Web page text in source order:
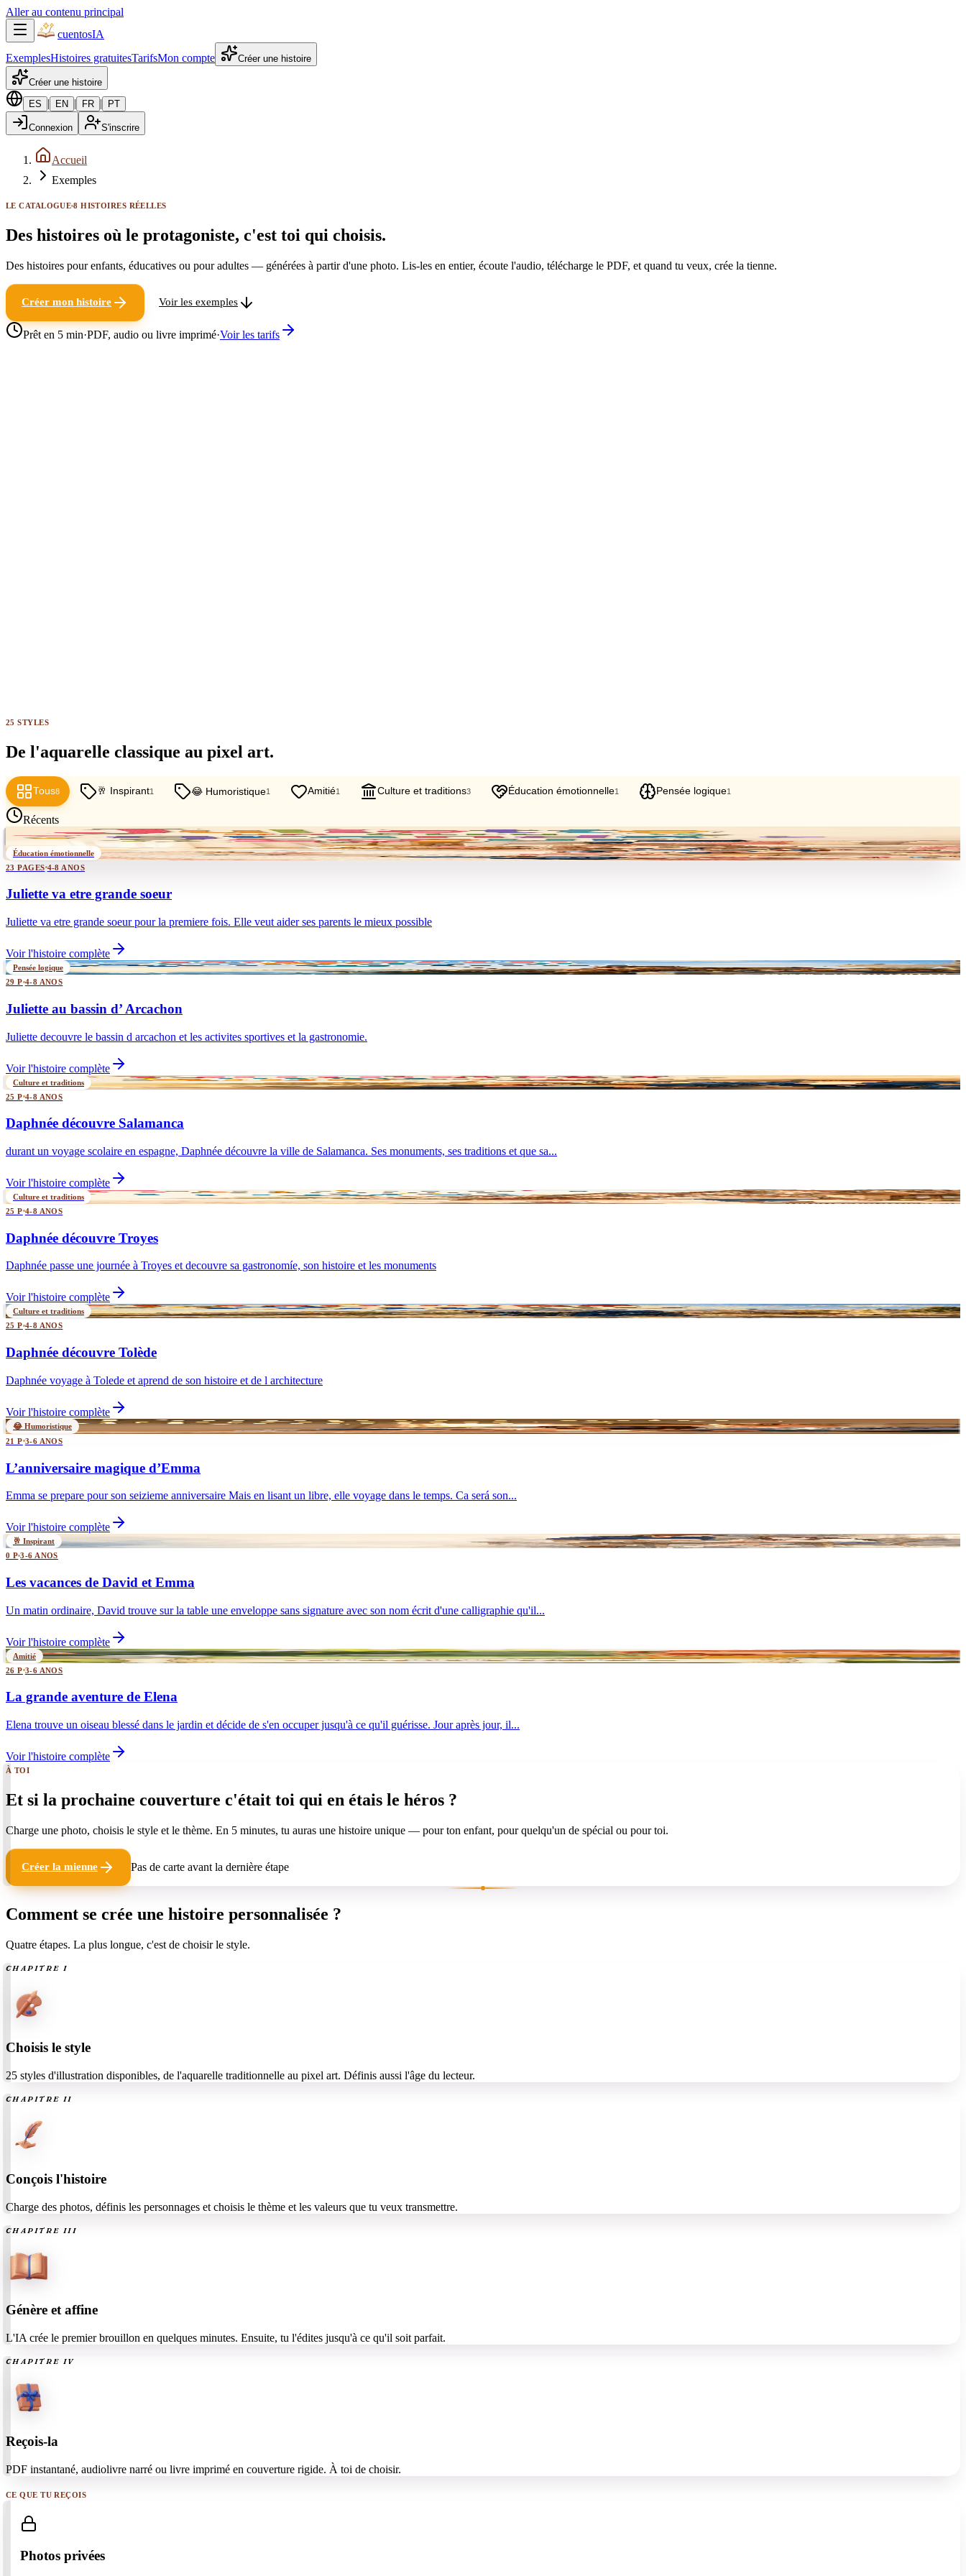
Aller au contenu principal
cuentosIA
ExemplesHistoires gratuitesTarifsMon compte Créer une histoire
Créer une histoire
ES
| EN | FR | PT
Connexion S'inscrire
Accueil
Exemples
LE CATALOGUE 8 HISTOIRES RÉELLES
Des histoires où le protagoniste, c'est toi qui choisis.
Des histoires pour enfants, éducatives ou pour adultes — générées à partir d'une photo. Lis-les en entier, écoute l'audio, télécharge le PDF, et quand tu veux, crée la tienne.
Créer mon histoire Voir les exemples
Prêt en 5 min·PDF, audio ou livre imprimé·Voir les tarifs
25 STYLES
De l'aquarelle classique au pixel art.
Animation 3D
Fantaisie Japonaise
Conte Classique
Rêves de Lune
Bande Dessinee
Illustration Numerique
Découpages de Papier
Peluche et Coton
Crayon de Couleur
Safari d'Encre
Monde de Blocs
Design Plat
Pixel Quest
Art Populaire
Photo Fantastique
Huile Impressionniste
Roman Graphique
Néon Urbain
Théâtre d'Ombres
Encre Orientale
Pâte à modeler
Tous8 🥂 Inspirant1 😂 Humoristique1 Amitié1 Culture et traditions3 Éducation émotionnelle1 Pensée logique1
Récents
À la une
Éducation émotionnelle
23 PAGES 4-8 ANOS
Juliette va etre grande soeur
Juliette va etre grande soeur pour la premiere fois. Elle veut aider ses parents le mieux possible
Voir l'histoire complète
Pensée logique
29 P 4-8 ANOS
Juliette au bassin d’ Arcachon
Juliette decouvre le bassin d arcachon et les activites sportives et la gastronomie.
Voir l'histoire complète
Culture et traditions
25 P 4-8 ANOS
Daphnée découvre Salamanca
durant un voyage scolaire en espagne, Daphnée découvre la ville de Salamanca. Ses monuments, ses traditions et que sa...
Voir l'histoire complète
Culture et traditions
25 P 4-8 ANOS
Daphnée découvre Troyes
Daphnée passe une journée à Troyes et decouvre sa gastronomíe, son histoire et les monuments
Voir l'histoire complète
Culture et traditions
25 P 4-8 ANOS
Daphnée découvre Tolède
Daphnée voyage à Tolede et aprend de son histoire et de l architecture
Voir l'histoire complète
😂 Humoristique
21 P 3-6 ANOS
L’anniversaire magique d’Emma
Emma se prepare pour son seizieme anniversaire Mais en lisant un libre, elle voyage dans le temps. Ca será son...
Voir l'histoire complète
🥂 Inspirant
0 P 3-6 ANOS
Les vacances de David et Emma
Un matin ordinaire, David trouve sur la table une enveloppe sans signature avec son nom écrit d'une calligraphie qu'il...
Voir l'histoire complète
Amitié
26 P 3-6 ANOS
La grande aventure de Elena
Elena trouve un oiseau blessé dans le jardin et décide de s'en occuper jusqu'à ce qu'il guérisse. Jour après jour, il...
Voir l'histoire complète
À TOI
Et si la prochaine couverture c'était toi qui en étais le héros ?
Charge une photo, choisis le style et le thème. En 5 minutes, tu auras une histoire unique — pour ton enfant, pour quelqu'un de spécial ou pour toi.
Créer la mienne Pas de carte avant la dernière étape
Comment se crée une histoire personnalisée ?
Quatre étapes. La plus longue, c'est de choisir le style.
CHAPITRE I
Choisis le style
25 styles d'illustration disponibles, de l'aquarelle traditionnelle au pixel art. Définis aussi l'âge du lecteur.
CHAPITRE II
Conçois l'histoire
Charge des photos, définis les personnages et choisis le thème et les valeurs que tu veux transmettre.
CHAPITRE III
Génère et affine
L'IA crée le premier brouillon en quelques minutes. Ensuite, tu l'édites jusqu'à ce qu'il soit parfait.
CHAPITRE IV
Reçois-la
PDF instantané, audiolivre narré ou livre imprimé en couverture rigide. À toi de choisir.
CE QUE TU REÇOIS
Photos privées